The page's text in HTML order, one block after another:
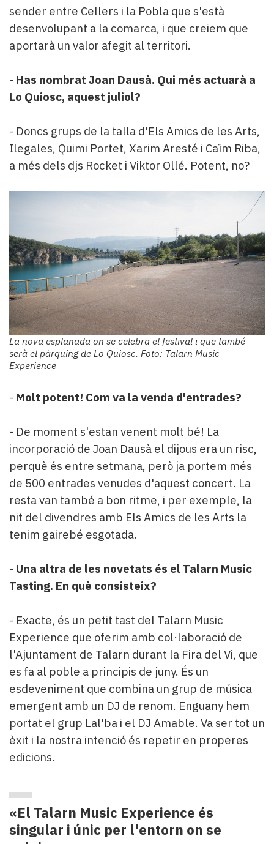
sender entre Cellers i la Pobla que s'està
desenvolupant a la comarca, i que creiem que
aportarà un valor afegit al territori.
- Has nombrat Joan Dausà. Qui més actuarà a
Lo Quiosc, aquest juliol?
- Doncs grups de la talla d'Els Amics de les Arts,
Ilegales, Quimi Portet, Xarim Aresté i Caïm Riba,
a més dels djs Rocket i Viktor Ollé. Potent, no?
La nova esplanada on se celebra el festival i que també
serà el pàrquing de Lo Quiosc. Foto: Talarn Music
Experience
- Molt potent! Com va la venda d'entrades?
- De moment s'estan venent molt bé! La
incorporació de Joan Dausà el dijous era un risc,
perquè és entre setmana, però ja portem més
de 500 entrades venudes d'aquest concert. La
resta van també a bon ritme, i per exemple, la
nit del divendres amb Els Amics de les Arts la
tenim gairebé esgotada.
- Una altra de les novetats és el Talarn Music
Tasting. En què consisteix?
- Exacte, és un petit tast del Talarn Music
Experience que oferim amb col·laboració de
l'Ajuntament de Talarn durant la Fira del Vi, que
es fa al poble a principis de juny. És un
esdeveniment que combina un grup de música
emergent amb un DJ de renom. Enguany hem
portat el grup Lal'ba i el DJ Amable. Va ser tot un
èxit i la nostra intenció és repetir en properes
edicions.
«El Talarn Music Experience és
singular i únic per l'entorn on se